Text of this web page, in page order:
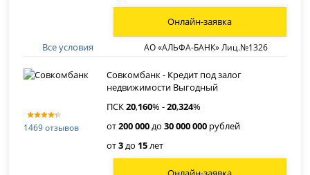
Все условия АО «АЛЬФА-БАНК» Лиц.№1326
Онлайн-заявка
1469 отзывов
Совкомбанк - Кредит под залог
недвижимости Выгодный
ПСК20,160% -20,324%
от200 000до30 000 000 рублей
от3до 15лет